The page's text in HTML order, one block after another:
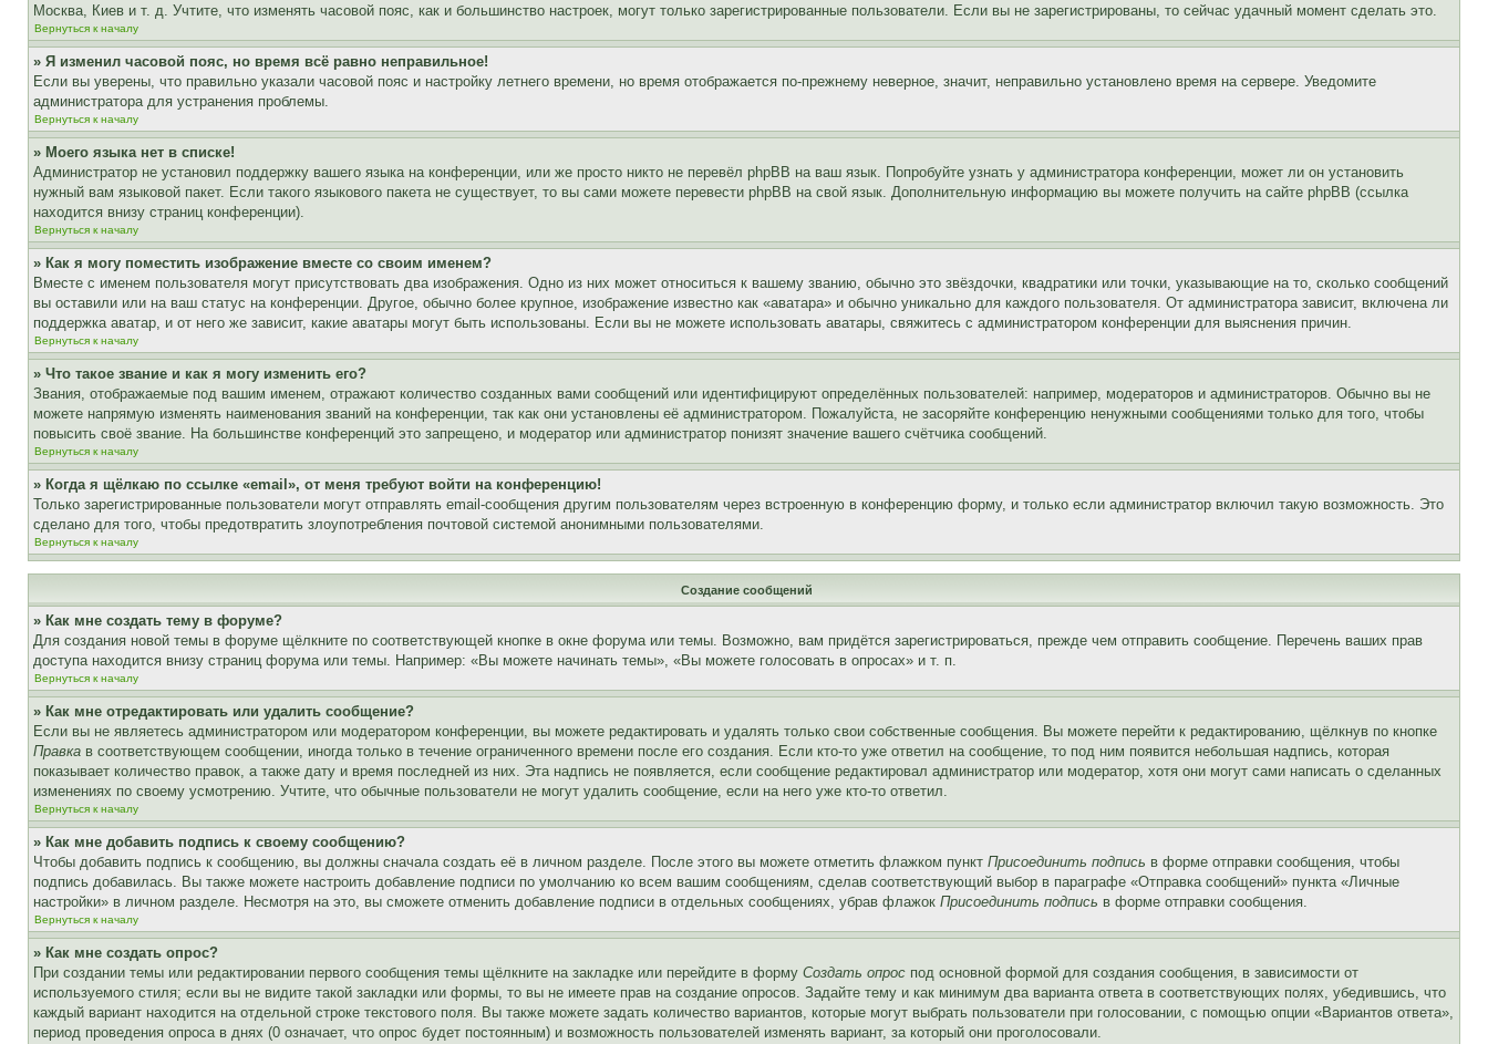
Москва, Киев и т. д. Учтите, что изменять часовой пояс, как и большинство настроек, могут только зарегистрированные пользователи. Если вы не зарегистрированы, то сейчас удачный момент сделать это.
Вернуться к началу
» Я изменил часовой пояс, но время всё равно неправильное!
Если вы уверены, что правильно указали часовой пояс и настройку летнего времени, но время отображается по-прежнему неверное, значит, неправильно установлено время на сервере. Уведомите
администратора для устранения проблемы.
Вернуться к началу
» Моего языка нет в списке!
Администратор не установил поддержку вашего языка на конференции, или же просто никто не перевёл phpBB на ваш язык. Попробуйте узнать у администратора конференции, может ли он установить
нужный вам языковой пакет. Если такого языкового пакета не существует, то вы сами можете перевести phpBB на свой язык. Дополнительную информацию вы можете получить на сайте phpBB (ссылка
находится внизу страниц конференции).
Вернуться к началу
» Как я могу поместить изображение вместе со своим именем?
Вместе с именем пользователя могут присутствовать два изображения. Одно из них может относиться к вашему званию, обычно это звёздочки, квадратики или точки, указывающие на то, сколько сообщений
вы оставили или на ваш статус на конференции. Другое, обычно более крупное, изображение известно как «аватара» и обычно уникально для каждого пользователя. От администратора зависит, включена ли
поддержка аватар, и от него же зависит, какие аватары могут быть использованы. Если вы не можете использовать аватары, свяжитесь с администратором конференции для выяснения причин.
Вернуться к началу
» Что такое звание и как я могу изменить его?
Звания, отображаемые под вашим именем, отражают количество созданных вами сообщений или идентифицируют определённых пользователей: например, модераторов и администраторов. Обычно вы не
можете напрямую изменять наименования званий на конференции, так как они установлены её администратором. Пожалуйста, не засоряйте конференцию ненужными сообщениями только для того, чтобы
повысить своё звание. На большинстве конференций это запрещено, и модератор или администратор понизят значение вашего счётчика сообщений.
Вернуться к началу
» Когда я щёлкаю по ссылке «email», от меня требуют войти на конференцию!
Только зарегистрированные пользователи могут отправлять email-сообщения другим пользователям через встроенную в конференцию форму, и только если администратор включил такую возможность. Это
сделано для того, чтобы предотвратить злоупотребления почтовой системой анонимными пользователями.
Вернуться к началу
Создание сообщений
» Как мне создать тему в форуме?
Для создания новой темы в форуме щёлкните по соответствующей кнопке в окне форума или темы. Возможно, вам придётся зарегистрироваться, прежде чем отправить сообщение. Перечень ваших прав
доступа находится внизу страниц форума или темы. Например: «Вы можете начинать темы», «Вы можете голосовать в опросах» и т. п.
Вернуться к началу
» Как мне отредактировать или удалить сообщение?
Если вы не являетесь администратором или модератором конференции, вы можете редактировать и удалять только свои собственные сообщения. Вы можете перейти к редактированию, щёлкнув по кнопке
Правка в соответствующем сообщении, иногда только в течение ограниченного времени после его создания. Если кто-то уже ответил на сообщение, то под ним появится небольшая надпись, которая
показывает количество правок, а также дату и время последней из них. Эта надпись не появляется, если сообщение редактировал администратор или модератор, хотя они могут сами написать о сделанных
изменениях по своему усмотрению. Учтите, что обычные пользователи не могут удалить сообщение, если на него уже кто-то ответил.
Вернуться к началу
» Как мне добавить подпись к своему сообщению?
Чтобы добавить подпись к сообщению, вы должны сначала создать её в личном разделе. После этого вы можете отметить флажком пункт Присоединить подпись в форме отправки сообщения, чтобы
подпись добавилась. Вы также можете настроить добавление подписи по умолчанию ко всем вашим сообщениям, сделав соответствующий выбор в параграфе «Отправка сообщений» пункта «Личные
настройки» в личном разделе. Несмотря на это, вы сможете отменить добавление подписи в отдельных сообщениях, убрав флажок Присоединить подпись в форме отправки сообщения.
Вернуться к началу
» Как мне создать опрос?
При создании темы или редактировании первого сообщения темы щёлкните на закладке или перейдите в форму Создать опрос под основной формой для создания сообщения, в зависимости от
используемого стиля; если вы не видите такой закладки или формы, то вы не имеете прав на создание опросов. Задайте тему и как минимум два варианта ответа в соответствующих полях, убедившись, что
каждый вариант находится на отдельной строке текстового поля. Вы также можете задать количество вариантов, которые могут выбрать пользователи при голосовании, с помощью опции «Вариантов ответа»,
период проведения опроса в днях (0 означает, что опрос будет постоянным) и возможность пользователей изменять вариант, за который они проголосовали.